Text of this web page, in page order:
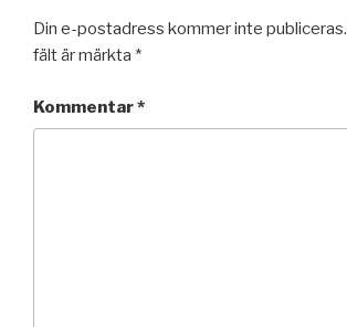
Din e-postadress kommer inte publiceras.
fält är märkta *
Kommentar*